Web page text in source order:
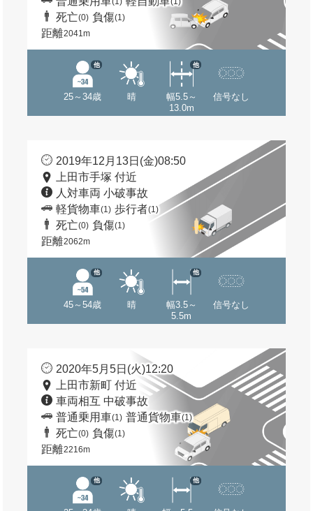
死亡(0) 負傷(1)
距離2041m
25～34歳
他
晴
幅5.5～
13.0m
他
信号なし
2019年12月13日(金)08:50
上田市手塚 付近
人対車両 小破事故
軽貨物車(1) 歩行者(1)
死亡(0) 負傷(1)
距離2062m
45～54歳
他
晴
幅3.5～
5.5m
他
信号なし
2020年5月5日(火)12:20
上田市新町 付近
車両相互 中破事故
普通乗用車(1) 普通貨物車(1)
死亡(0) 負傷(1)
距離2216m
他 他